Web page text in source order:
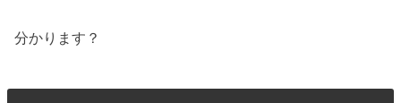
分かります？